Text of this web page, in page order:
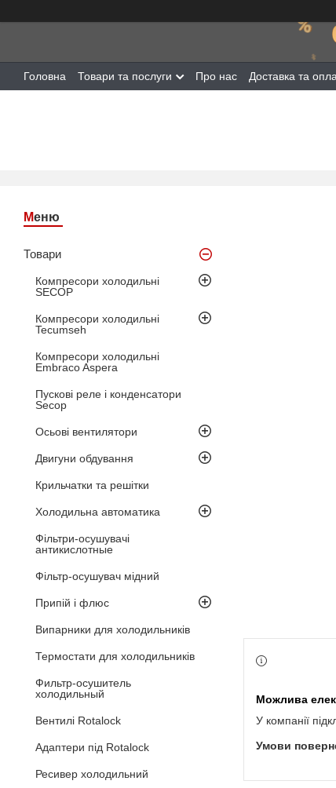
Головна Товари та послуги Про нас Доставка та
Товари
Компресори холодильні
SECOP
Компресори холодильні
Tecumseh
Компресори холодильні
Embraco Aspera
Пускові реле і конденсатори
Secop
Осьові вентилятори
Двигуни обдування
Крильчатки та решітки
Холодильна автоматика
Фільтри-осушувачі
антикислотные
Фільтр-осушувач мідний
Припій і флюс
Випарники для холодильників
Термостати для холодильників
Фильтр-осушитель
холодильный
Вентилі Rotalock
Адаптери під Rotalock
Ресивер холодильний
У компанії